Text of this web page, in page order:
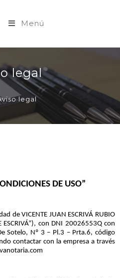
Menú
legal
legal
DE USO”
de VICENTE JUAN ESCRIVÁ RUBIO
ESCRIVÁ”), con DNI 20026553Q con
Sotelo, Nº 3 – Pl.3 – Prta.6, código
contactar con la empresa a través